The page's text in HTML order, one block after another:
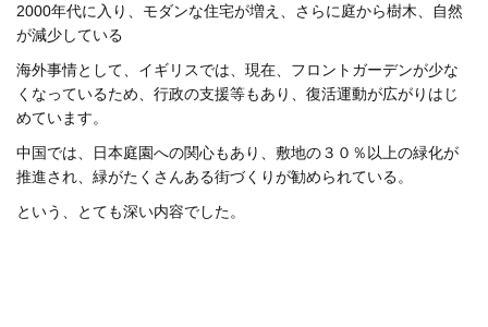
2000年代に入り、モダンな住宅が増え、さらに庭から樹木、自然
が減少している
海外事情として、イギリスでは、現在、フロントガーデンが少な
くなっているため、行政の支援等もあり、復活運動が広がりはじ
めています。
中国では、日本庭園への関心もあり、敷地の３０％以上の緑化が
推進され、緑がたくさんある街づくりが勧められている。
という、とても深い内容でした。